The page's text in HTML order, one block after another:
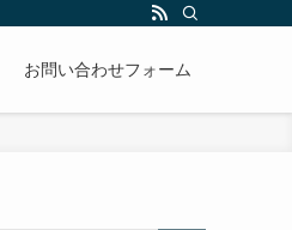
お問い合わせフォーム